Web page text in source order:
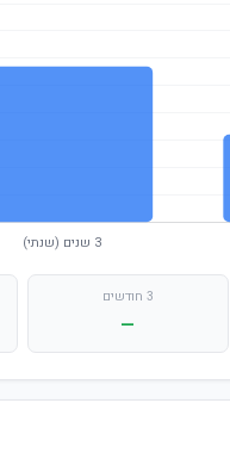
3 חודשים
—